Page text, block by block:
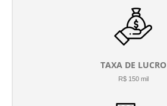
TAXA DE LUCRO
R$ 150 mil